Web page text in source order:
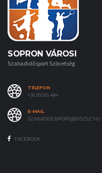
SOPRON VÁROSI
Szabadidősport Szövetség
TELEFON
+36 99 515 484
E-MAIL
SZABADIDOSPORT@SVSZSZ.HU
FACEBOOK